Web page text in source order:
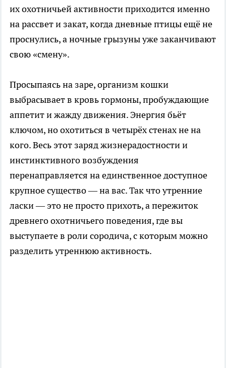
их охотничьей активности приходится именно
на рассвет и закат, когда дневные птицы ещё не
проснулись, а ночные грызуны уже заканчивают
свою «смену».
Просыпаясь на заре, организм кошки
выбрасывает в кровь гормоны, пробуждающие
аппетит и жажду движения. Энергия бьёт
ключом, но охотиться в четырёх стенах не на
кого. Весь этот заряд жизнерадостности и
инстинктивного возбуждения
перенаправляется на единственное доступное
крупное существо — на вас. Так что утренние
ласки — это не просто прихоть, а пережиток
древнего охотничьего поведения, где вы
выступаете в роли сородича, с которым можно
разделить утреннюю активность.